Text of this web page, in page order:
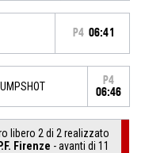
P4 06:41
P4
06:46
libero 2 di 2 realizzato
Firenze - avanti di 11